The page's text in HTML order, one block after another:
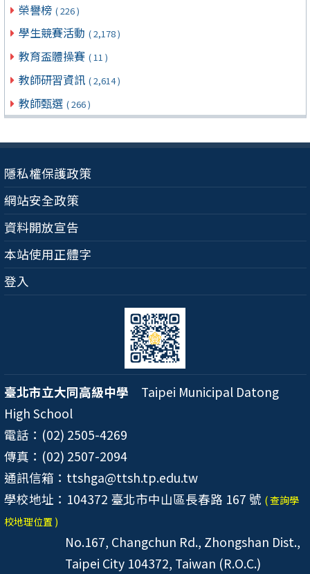
榮譽榜 ( 226 )
學生競賽活動 ( 2,178 )
教育盃體操賽 ( 11 )
教師研習資訊 ( 2,614 )
教師甄選 ( 266 )
隱私權保護政策
網站安全政策
資料開放宣告
本站使用正體字
登入
臺北市立大同高級中學 Taipei Municipal Datong
High School
電話：(02) 2505-4269
傳真：(02) 2507-2094
通訊信箱：ttshga@ttsh.tp.edu.tw
學校地址：104372 臺北市中山區長春路 167 號 ( 查詢學
校地理位置 )
No.167, Changchun Rd., Zhongshan Dist.,
Taipei City 104372, Taiwan (R.O.C.)